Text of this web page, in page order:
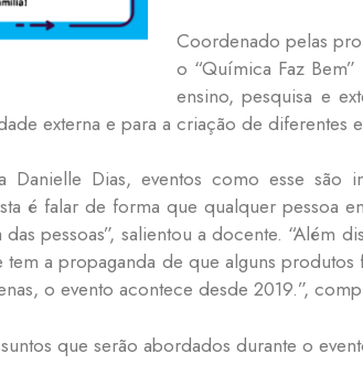
Coordenado pelas
o “Química Faz
ensino, pesquisa e
externa e para a criação de diferentes
Danielle Dias, eventos como esse são
é falar de forma que qualquer pessoa
pessoas”, salientou a docente.
tem a propaganda de que alguns
o evento acontece desde 2019.”,
que serão abordados durante o